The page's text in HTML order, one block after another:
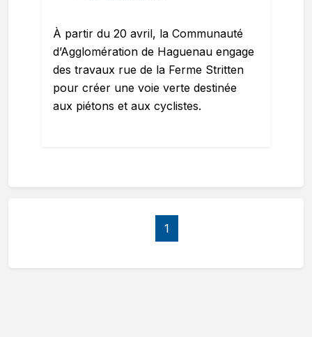
À partir du 20 avril, la Communauté
d’Agglomération de Haguenau engage
des travaux rue de la Ferme Stritten
pour créer une voie verte destinée
aux piétons et aux cyclistes.
1